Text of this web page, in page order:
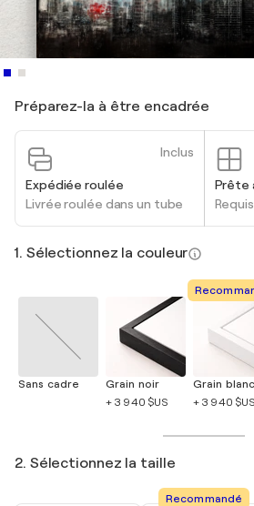
Préparez-la à être encadrée
Inclus
Expédiée roulée
Livrée roulée dans un tube
Prête
1. Sélectionnez la couleur
Sans cadre
Grain noir
+ 3 940 $US
Grain blanc
+ 3 940 $US
2. Sélectionnez la taille
Recommandé